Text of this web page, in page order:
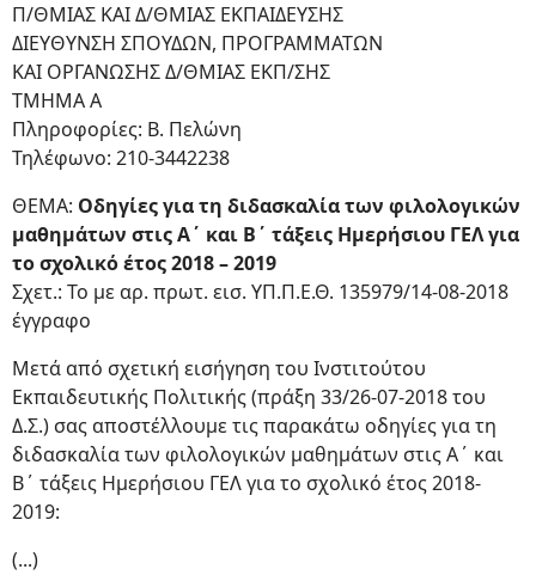
Π/ΘΜΙΑΣ ΚΑΙ Δ/ΘΜΙΑΣ ΕΚΠΑΙΔΕΥΣΗΣ
ΔΙΕΥΘΥΝΣΗ ΣΠΟΥΔΩΝ, ΠΡΟΓΡΑΜΜΑΤΩΝ
ΚΑΙ ΟΡΓΑΝΩΣΗΣ Δ/ΘΜΙΑΣ ΕΚΠ/ΣΗΣ
ΤΜΗΜΑ Α
Πληροφορίες: B. Πελώνη
Τηλέφωνο: 210-3442238
ΘΕΜΑ: Οδηγίες για τη διδασκαλία των φιλολογικών
μαθημάτων στις Α΄ και Β΄ τάξεις Ημερήσιου ΓΕΛ για
το σχολικό έτος 2018 – 2019
Σχετ.: Το με αρ. πρωτ. εισ. ΥΠ.Π.Ε.Θ. 135979/14-08-2018
έγγραφο
Μετά από σχετική εισήγηση του Ινστιτούτου
Εκπαιδευτικής Πολιτικής (πράξη 33/26-07-2018 του
Δ.Σ.) σας αποστέλλουμε τις παρακάτω οδηγίες για τη
διδασκαλία των φιλολογικών μαθημάτων στις Α΄ και
Β΄ τάξεις Ημερήσιου ΓΕΛ για το σχολικό έτος 2018-
2019:
(...)